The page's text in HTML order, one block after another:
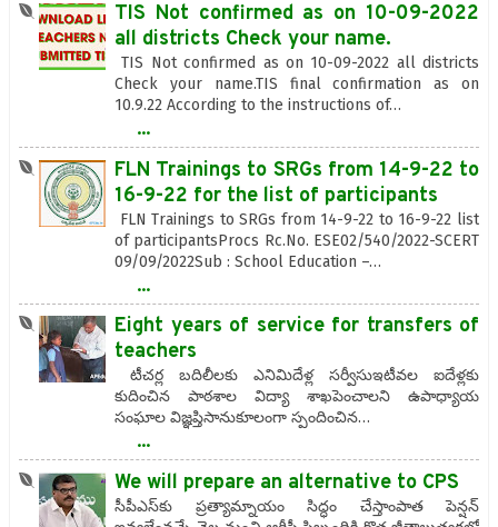
TIS Not confirmed as on 10-09-2022
all districts Check your name.
TIS Not confirmed as on 10-09-2022 all districts
Check your name.TIS final confirmation as on
10.9.22 According to the instructions of…
...
FLN Trainings to SRGs from 14-9-22 to
16-9-22 for the list of participants
FLN Trainings to SRGs from 14-9-22 to 16-9-22 list
of participantsProcs Rc.No. ESE02/540/2022-SCERT
09/09/2022Sub : School Education –…
...
Eight years of service for transfers of
teachers
టీచర్ల బదిలీలకు ఎనిమిదేళ్ల సర్వీసుఇటీవల ఐదేళ్లకు
కుదించిన పాఠశాల విద్యా శాఖపెంచాలని ఉపాధ్యాయ
సంఘాల విజ్ఞప్తిసానుకూలంగా స్పందించిన…
...
We will prepare an alternative to CPS
సీపీఎస్‌కు ప్రత్యామ్నాయం సిద్ధం చేస్తాంపాత పెన్షన్‌